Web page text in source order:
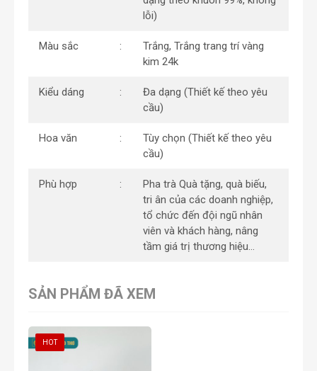
lỗi)
Màu sắc
Trắng, Trắng trang trí vàng
kim 24k
Kiểu dáng
Đa dạng (Thiết kế theo yêu
cầu)
Hoa văn
Tùy chọn (Thiết kế theo yêu
cầu)
Phù hợp
Pha trà Quà tặng, quà biếu,
tri ân của các doanh nghiệp,
tổ chức đến đội ngũ nhân
viên và khách hàng, nâng
tầm giá trị thương hiệu…
SẢN PHẨM ĐÃ XEM
HOT